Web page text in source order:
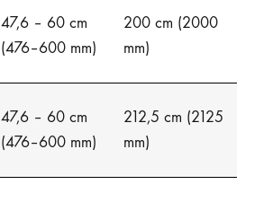
47,6 – 60 cm
(476–600 mm)
200 cm (2000
mm)
47,6 – 60 cm
(476–600 mm)
212,5 cm (2125
mm)